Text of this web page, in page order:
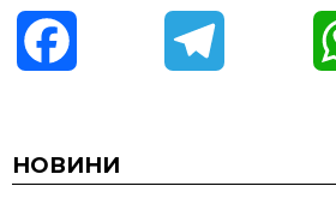
c
НОВИНИ